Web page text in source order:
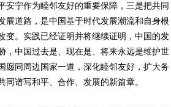
安宁作为睦邻友好的重要保障，三是把共同
展道路，是中国基于时代发展潮流和自身根
变。实践已经证明并将继续证明，中国的发
，中国过去是、现在是、将来永远是维护世
愿同周边国家一道，深化睦邻友好，扩大务
谱写和平、合作、发展的新篇章。